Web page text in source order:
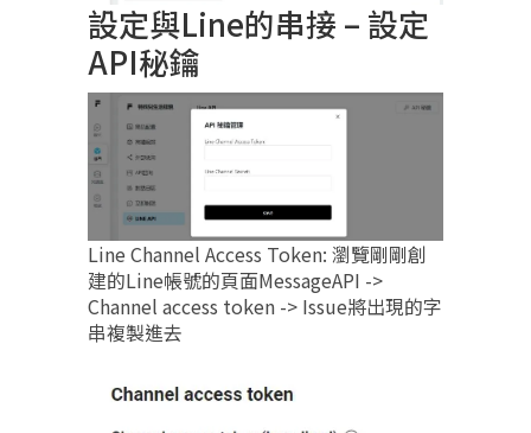
設定與Line的串接 – 設定
API秘鑰
Line Channel Access Token: 瀏覽剛剛創
建的Line帳號的頁面MessageAPI ->
Channel access token -> Issue將出現的字
串複製進去